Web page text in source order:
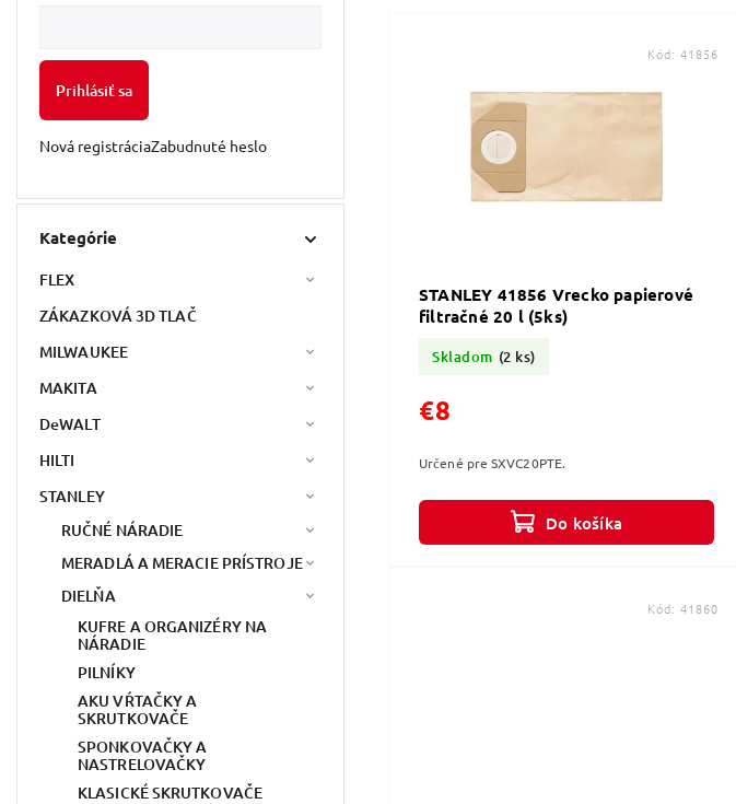
Prihlásiť sa
Nová registráciaZabudnuté heslo
Kategórie
FLEX
ZÁKAZKOVÁ 3D TLAČ
MILWAUKEE
MAKITA
DeWALT
HILTI
STANLEY
RUČNÉ NÁRADIE
MERADLÁ A MERACIE PRÍSTROJE
DIELŇA
KUFRE A ORGANIZÉRY NA
NÁRADIE
PILNÍKY
AKU VŔTAČKY A
SKRUTKOVAČE
SPONKOVAČKY A
NASTRELOVAČKY
KLASICKÉ SKRUTKOVAČE
STANLEY 41856 Vrecko papierové
filtračné 20 l (5ks)
Skladom (2 ks)
€8
Do košíka
Určené pre SXVC20PTE.
Kód:41856
Kód:41860